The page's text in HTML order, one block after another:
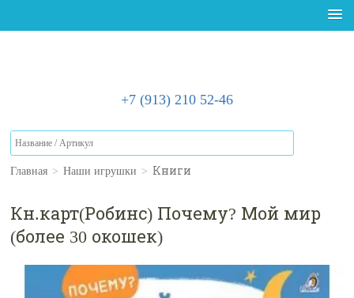
+7 (913) 210 52-46
Главная > Наши игрушки > Книги
Кн.карт(Робинс) Почему? Мой мир
(более 30 окошек)